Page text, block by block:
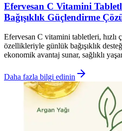
Efervesan C Vitamini
Bağışıklık Güçlendirme
Efervesan C vitamini tabletleri, hızlı
özellikleriyle günlük bağışıklık
ekonomik avantaj sunar, sağlıklı
Daha fazla bilgi edinin